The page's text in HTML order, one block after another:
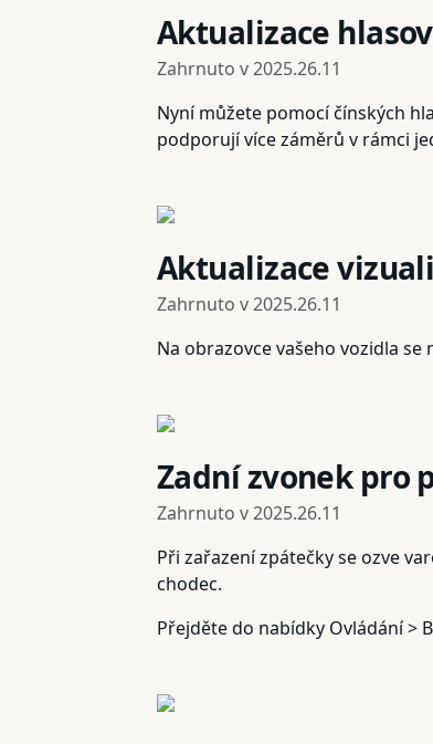
Aktualizace
Zahrnuto v2025.26.11
Nyní můžete pomocí čínských
podporují více záměrů v rámci
Aktualizace
Zahrnuto v2025.26.11
Na obrazovce vašeho vozidla
Zadní zvonek pro
Zahrnuto v2025.26.11
Při zařazení zpátečky se ozve
chodec.
Přejděte do nabídky Ovládání >